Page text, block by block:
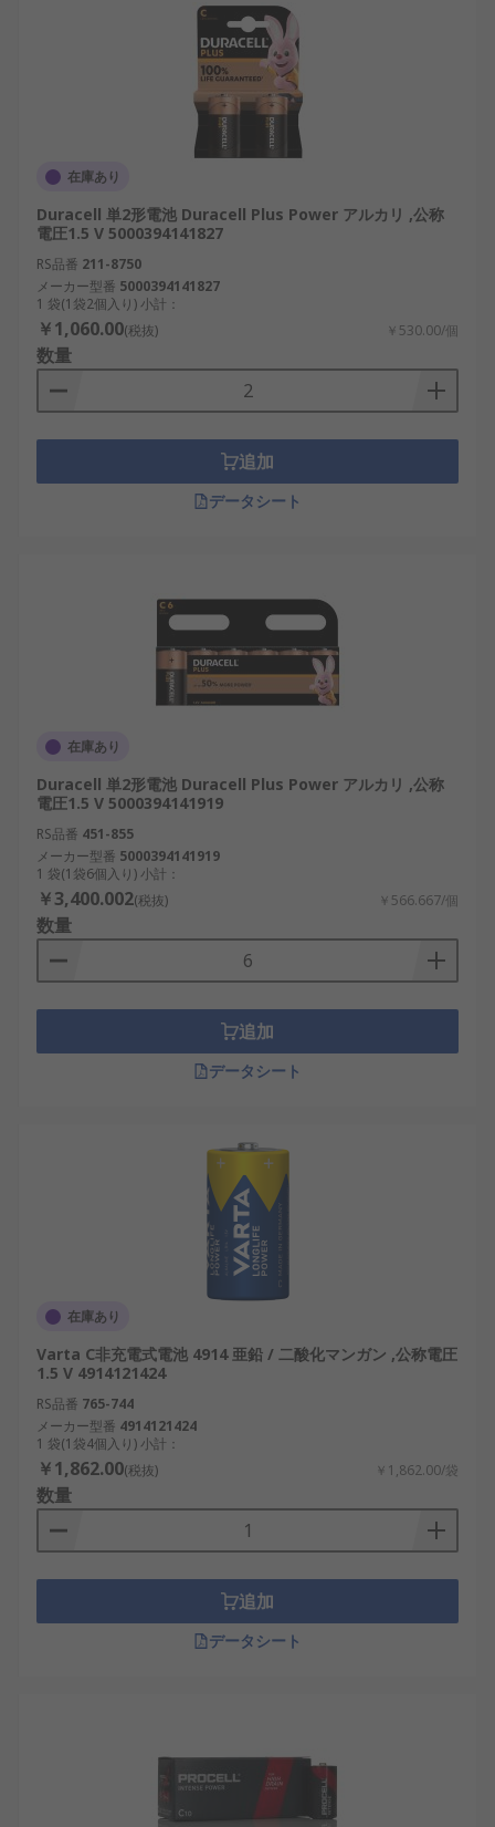
Saft： フランスのメーカーで、産業用高性能
パナソニック（Panasonic）： 日本の代表的
メーカーで、国内外で高シェアを誇る。
Duracell： 高性能と耐久性で知られる国際的
ブランド。
Gp Batteries： アジア市場を中心に展開する
メーカーで、コスパの良い製品を提供。
単2形乾電池は、日本の防災、産業、IoT、教育など
幅広い分野において欠かせない電源です。選定にあ
たっては、価格や値段、販売・通販の選択肢を考慮
しながら、コスパの良い製品を導入することで、国
内の安定した電力供給と持続可能な社会の構築に貢
単2形乾電池用RSコンポーネント
日本の高い性能・信頼性基準を満たす単2形乾電池
を提供しており、産業用途から革新的なプロジェク
トまで対応する幅広い単2形乾電池を卸売価格で取
り扱っています。おすすめ品や交換部品も低価格で
ご確認ください。
在庫あり
Duracell 単2形電池 Duracell Plus Power アルカリ ,公称
電圧1.5 V 5000394141827
RS品番 211-8750
メーカー型番 5000394141827
1 袋(1袋2個入り) 小計：
￥1,060.00(税抜) ￥530.00/個
数量
追加
データシート
在庫あり
Duracell 単2形電池 Duracell Plus Power アルカリ ,公称
電圧1.5 V 5000394141919
RS品番 451-855
メーカー型番 5000394141919
1 袋(1袋6個入り) 小計：
￥3,400.002(税抜) ￥566.667/個
数量
追加
データシート
在庫あり
Varta C非充電式電池 4914 亜鉛 / 二酸化マンガン ,公称電圧
1.5 V 4914121424
RS品番 765-744
メーカー型番 4914121424
1 袋(1袋4個入り) 小計：
￥1,862.00(税抜) ￥1,862.00/袋
数量
追加
データシート